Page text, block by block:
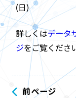
(日)
詳しくはデータ
ジをご覧くださ
前ページ